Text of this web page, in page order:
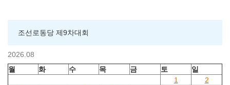
조선로동당 제9차대회
2026.08
월
화 수 목 금 토
일
1
2